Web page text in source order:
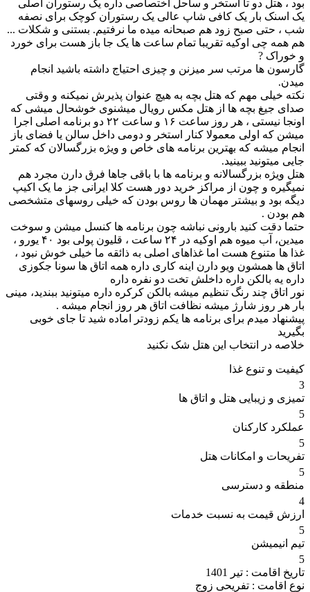
بود ، هتل دو تا استخر و ساحل اختصاصی داره یک رستوران اصلی
یک اسنک بار یک کافی شاپ عالی یک رستوران کوچک برای نصفه
شب ، حتی صبح زود هم صبحانه میده ما نرفتیم. بستنی و شکلات ...
هم همه چی اوکیه تقریبا تمام ساعت ها یک جا باز هست برای خورد
و خوراک ?
گارسون ها مرتب سر میزنن و چیزی احتیاج داشته باشید انجام
میدن.
نکته خیلی مهم که هتل بچه به هیچ عنوان پذیرش نمیکنه و وقتی
صدای جیغ بچه ها از هتل مکس رویال میشنوی خوشحال میشی که
اونجا نیستی ، هر روز ساعت ۱۶ و ساعت ۲۲ دو برنامه اصلی اجرا
میشن که اولی معمولا کنار استخر و دومی داخل سالن یا فضای باز
انجام میشه که بهترین برنامه های خاص و ویژه بزرگسالان که کمتر
جایی میتونید ببینید.
هتل ویژه بزرگسالانه و برنامه ها با باقی جاها فرق دارن مجرد هم
نمیگیره و چون از مراکز خرید دور هست کلا ایرانی جز ما یک اکیپ
دیگه بود و بیشتر مهمان ها روس بودن که خیلی روسهای متشخصی
هم بودن .
حتما دقت کنید بارونی نباشه چون برنامه ها کنسل میشن و سوخت
میدین، آب میوه هم اوکیه در ۲۴ ساعت ، قلیون پولی بود ۴۰ یورو ،
غذا ها متنوع هست اما غذاهای اصلی به ذائقه ما خیلی خوش نبود ،
اتاق ها همشون ویو دارن اینه کاری داره همه اتاق ها سونا جکوزی
داره یه بالکن داره داخلش تخت دو نفره داره
نور اتاق چند رنگ تنظیم میشه بالکن کرکره داره میتونید ببندید، مینی
بار هر روز شارژ میشه نظافت اتاق هر روز انجام میشه .
پیشنهاد میدم برای برنامه ها یکم زودتر اماده شید تا جای خوبی
بگیرید
خلاصه در انتخاب این هتل شک نکنید
کیفیت و تنوع غذا
3
تمیزی و زیبایی هتل و اتاق ها
5
عملکرد کارکنان
5
تفریحات و امکانات هتل
5
منطقه و دسترسی
4
ارزش قیمت به نسبت خدمات
5
تیم انیمیشن
5
تاریخ اقامت : تیر 1401
نوع اقامت : تفریحی زوج